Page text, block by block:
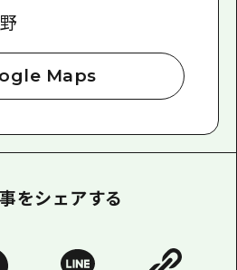
Maps
をシェアする